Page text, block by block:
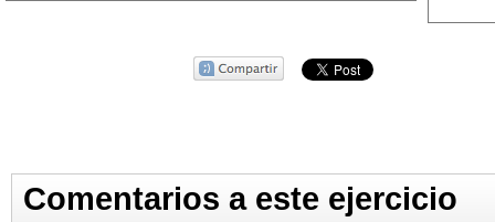
Comentarios a este ejercicio